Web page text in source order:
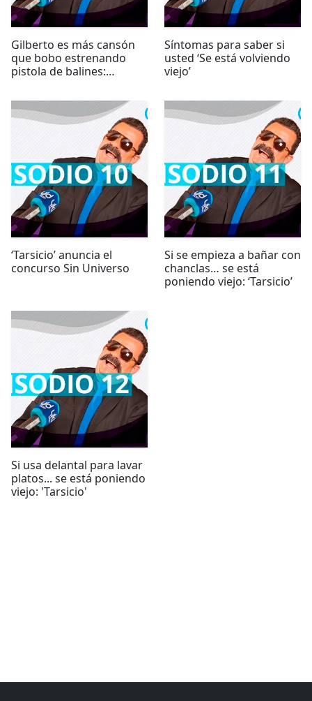
Gilberto es más cansón
que bobo estrenando
pistola de balines:
Síntomas para saber si
usted ‘Se está volviendo
viejo’
‘Tarsicio’ anuncia el
concurso Sin Universo
Si se empieza a bañar con
chanclas… se está
poniendo viejo: ‘Tarsicio’
Si usa delantal para lavar
platos... se está poniendo
viejo: 'Tarsicio'